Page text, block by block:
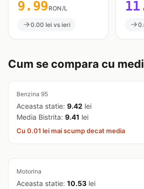
9.99 RON/L
0.00 lei vs ieri
Cum se compara cu
Benzina 95
Aceasta statie: 9.42 lei
Media Bistrita: 9.41 lei
Cu 0.01 lei mai scump decat media
Motorina
Aceasta statie: 10.53 lei